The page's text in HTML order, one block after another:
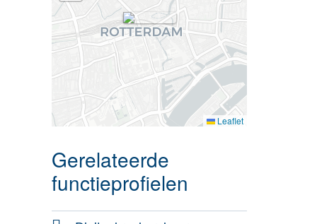
Leaflet
Gerelateerde
functieprofielen